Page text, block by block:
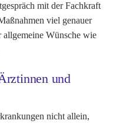
mit der Fachkraft
viel genauer
allgemeine Wünsche wie
und
nicht allein,